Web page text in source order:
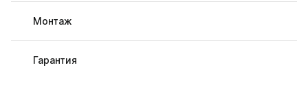
Монтаж
Гарантия